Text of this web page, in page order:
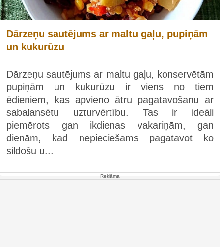
Dārzeņu sautējums ar maltu gaļu, pupiņām
un kukurūzu
Dārzeņu sautējums ar maltu gaļu, konservētām
pupiņām un kukurūzu ir viens no tiem
ēdieniem, kas apvieno ātru pagatavošanu ar
sabalansētu uzturvērtību. Tas ir ideāli
piemērots gan ikdienas vakariņām, gan
dienām, kad nepieciešams pagatavot ko
sildošu u...
Reklāma